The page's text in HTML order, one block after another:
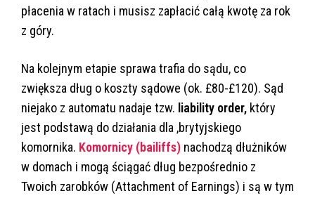
płacenia w ratach i musisz zapłacić całą kwotę za rok
z góry.
Na kolejnym etapie sprawa trafia do sądu, co
zwiększa dług o koszty sądowe (ok. £80-£120). Sąd
niejako z automatu nadaje tzw. liability order, który
jest podstawą do działania dla ,brytyjskiego
komornika. Komornicy (bailiffs) nachodzą dłużników
w domach i mogą ściągać dług bezpośrednio z
Twoich zarobków (Attachment of Earnings) i są w tym